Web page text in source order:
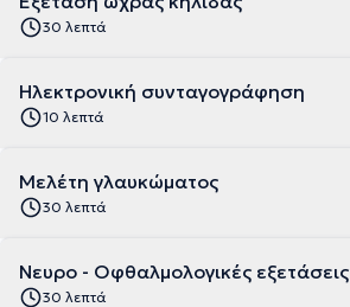
30 λεπτά
Ηλεκτρονική συνταγογράφηση
10 λεπτά
Μελέτη γλαυκώματος
30 λεπτά
Νευρο - Οφθαλμολογικές εξετάσεις
30 λεπτά